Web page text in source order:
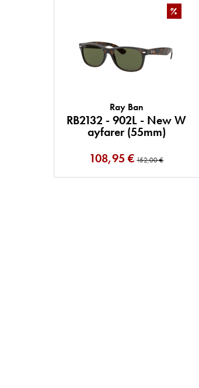
%
Ray Ban
RB2132 - 902L - New W
ayfarer (55mm)
108,95 € 152,00 €